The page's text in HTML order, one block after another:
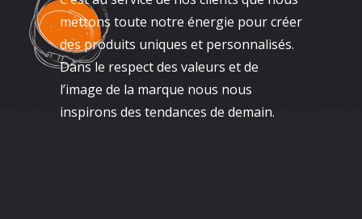
mettons toute notre énergie pour créer
des produits uniques et personnalisés.
Dans le respect des valeurs et de
l’image de la marque nous nous
inspirons des tendances de demain.